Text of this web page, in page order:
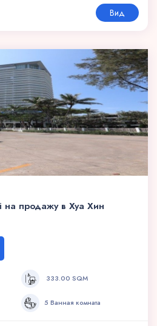
Вид
на продажу в Хуа Хин
333.00 SQM
5 Ванная комната